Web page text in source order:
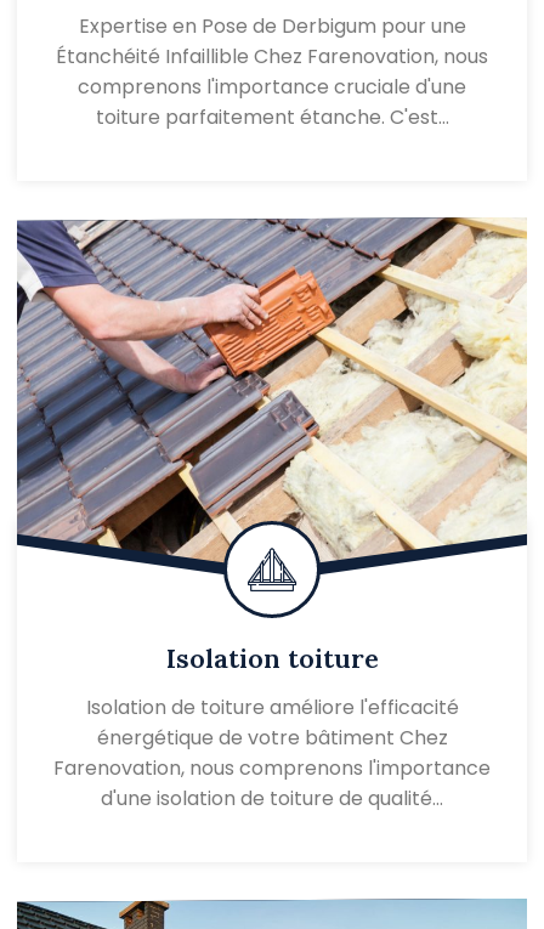
Expertise en Pose de Derbigum pour une
Étanchéité Infaillible Chez Farenovation, nous
comprenons l'importance cruciale d'une
toiture parfaitement étanche. C'est…
Isolation toiture
Isolation de toiture améliore l'efficacité
énergétique de votre bâtiment Chez
Farenovation, nous comprenons l'importance
d'une isolation de toiture de qualité…